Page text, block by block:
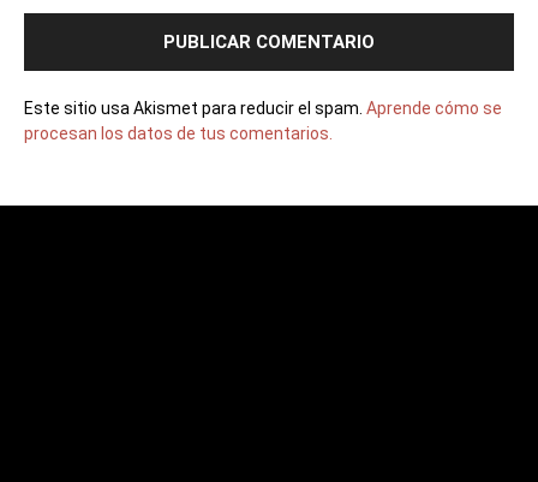
Este sitio usa Akismet para reducir el spam. Aprende cómo se
procesan los datos de tus comentarios.